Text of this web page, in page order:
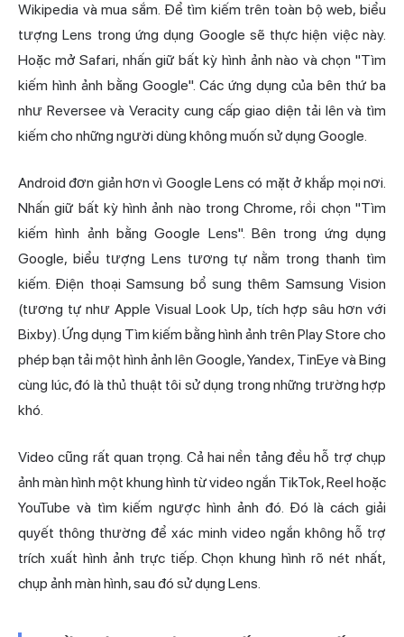
Wikipedia và mua sắm. Để tìm kiếm trên toàn bộ web, biểu
tượng Lens trong ứng dụng Google sẽ thực hiện việc này.
Hoặc mở Safari, nhấn giữ bất kỳ hình ảnh nào và chọn "Tìm
kiếm hình ảnh bằng Google". Các ứng dụng của bên thứ ba
như Reversee và Veracity cung cấp giao diện tải lên và tìm
kiếm cho những người dùng không muốn sử dụng Google.
Android đơn giản hơn vì Google Lens có mặt ở khắp mọi nơi.
Nhấn giữ bất kỳ hình ảnh nào trong Chrome, rồi chọn "Tìm
kiếm hình ảnh bằng Google Lens". Bên trong ứng dụng
Google, biểu tượng Lens tương tự nằm trong thanh tìm
kiếm. Điện thoại Samsung bổ sung thêm Samsung Vision
(tương tự như Apple Visual Look Up, tích hợp sâu hơn với
Bixby). Ứng dụng Tìm kiếm bằng hình ảnh trên Play Store cho
phép bạn tải một hình ảnh lên Google, Yandex, TinEye và Bing
cùng lúc, đó là thủ thuật tôi sử dụng trong những trường hợp
khó.
Video cũng rất quan trọng. Cả hai nền tảng đều hỗ trợ chụp
ảnh màn hình một khung hình từ video ngắn TikTok, Reel hoặc
YouTube và tìm kiếm ngược hình ảnh đó. Đó là cách giải
quyết thông thường để xác minh video ngắn không hỗ trợ
trích xuất hình ảnh trực tiếp. Chọn khung hình rõ nét nhất,
chụp ảnh màn hình, sau đó sử dụng Lens.